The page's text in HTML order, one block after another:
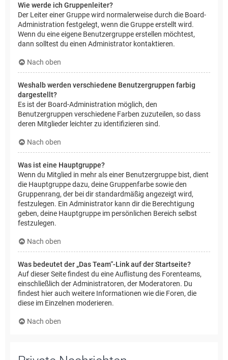
Wie werde ich Gruppenleiter?
Der Leiter einer Gruppe wird normalerweise durch die Board-
Administration festgelegt, wenn die Gruppe erstellt wird.
Wenn du eine eigene Benutzergruppe erstellen möchtest,
dann solltest du einen Administrator kontaktieren.
Nach oben
Weshalb werden verschiedene Benutzergruppen farbig
dargestellt?
Es ist der Board-Administration möglich, den
Benutzergruppen verschiedene Farben zuzuteilen, so dass
deren Mitglieder leichter zu identifizieren sind.
Nach oben
Was ist eine Hauptgruppe?
Wenn du Mitglied in mehr als einer Benutzergruppe bist, dient
die Hauptgruppe dazu, deine Gruppenfarbe sowie den
Gruppenrang, der bei dir standardmäßig angezeigt wird,
festzulegen. Ein Administrator kann dir die Berechtigung
geben, deine Hauptgruppe im persönlichen Bereich selbst
festzulegen.
Nach oben
Was bedeutet der „Das Team“-Link auf der Startseite?
Auf dieser Seite findest du eine Auflistung des Forenteams,
einschließlich der Administratoren, der Moderatoren. Du
findest hier auch weitere Informationen wie die Foren, die
diese im Einzelnen moderieren.
Nach oben